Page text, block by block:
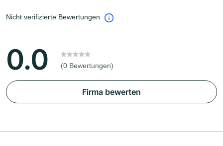
Nicht verifizierte Bewertungen
0.0 (0 Bewertungen)
Firma bewerten